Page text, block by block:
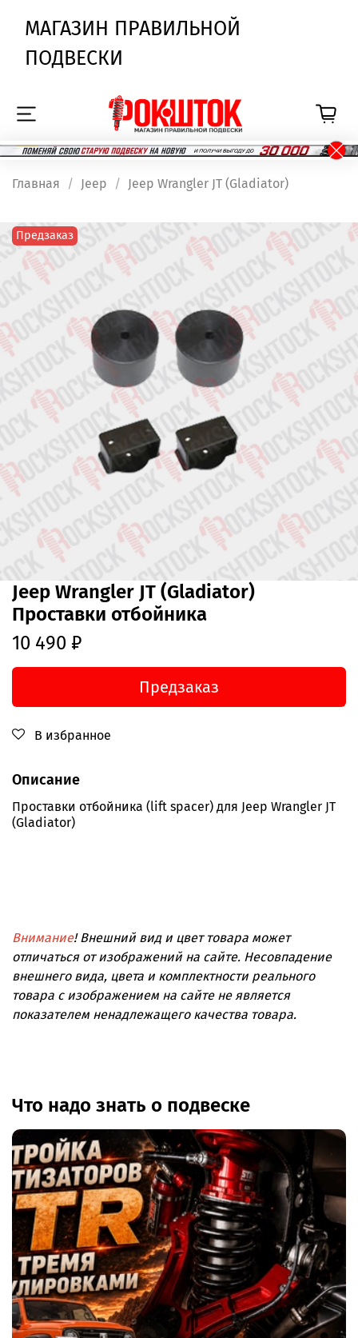
МАГАЗИН ПРАВИЛЬНОЙ
ПОДВЕСКИ
Главная Jeep Jeep Wrangler JT (Gladiator)
Предзаказ
Jeep Wrangler JT (Gladiator)
Проставки отбойника
10 490 ₽
Предзаказ
В избранное
Описание
Проставки отбойника (lift spacer) для Jeep Wrangler JT
(Gladiator)
Внимание! Внешний вид и цвет товара может
отличаться от изображений на сайте. Несовпадение
внешнего вида, цвета и комплектности реального
товара с изображением на сайте не является
показателем ненадлежащего качества товара.
Что надо знать о подвеске